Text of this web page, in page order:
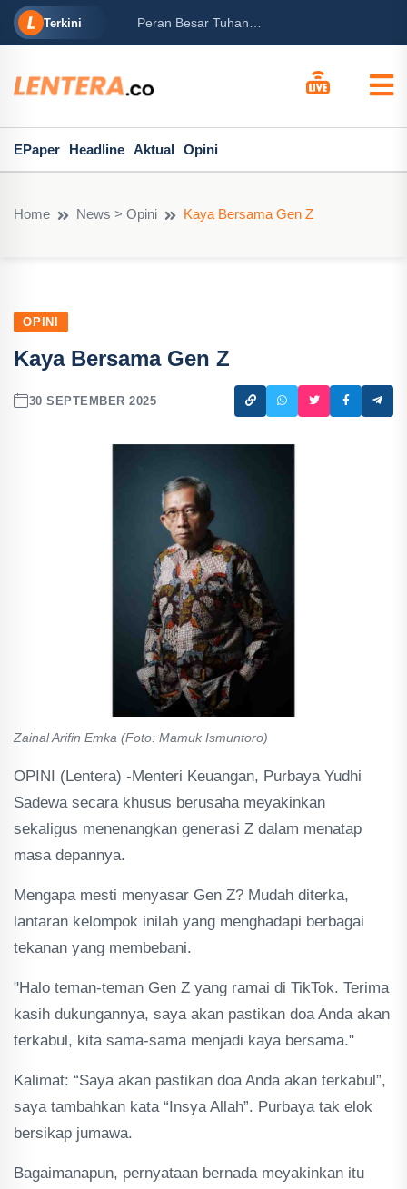
Terkini
Mary...
Peran Besar Tuhan…
EPaper Headline Aktual Opini
Home News > Opini Kaya Bersama Gen Z
OPINI
Kaya Bersama Gen Z
30 SEPTEMBER 2025
Zainal Arifin Emka (Foto: Mamuk Ismuntoro)
OPINI (Lentera) -Menteri Keuangan, Purbaya Yudhi
Sadewa secara khusus berusaha meyakinkan
sekaligus menenangkan generasi Z dalam menatap
masa depannya.
Mengapa mesti menyasar Gen Z? Mudah diterka,
lantaran kelompok inilah yang menghadapi berbagai
tekanan yang membebani.
"Halo teman-teman Gen Z yang ramai di TikTok. Terima
kasih dukungannya, saya akan pastikan doa Anda akan
terkabul, kita sama-sama menjadi kaya bersama."
Kalimat: “Saya akan pastikan doa Anda akan terkabul”,
saya tambahkan kata “Insya Allah”. Purbaya tak elok
bersikap jumawa.
Bagaimanapun, pernyataan bernada meyakinkan itu